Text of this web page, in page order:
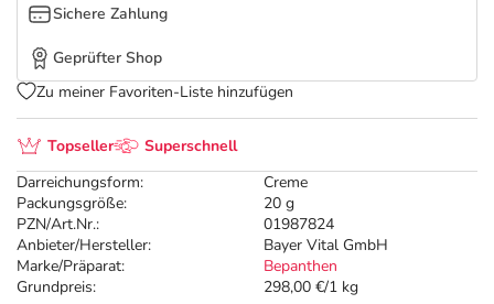
Topseller
Superschnell
Darreichungsform:
Creme
Packungsgröße:
20 g
PZN/Art.Nr.:
01987824
Anbieter/Hersteller:
Bayer Vital GmbH
Marke/Präparat:
Bepanthen
Grundpreis:
298,00 €/1 kg
Sichere Zahlung
Geprüfter Shop
Zu meiner Favoriten-Liste hinzufügen